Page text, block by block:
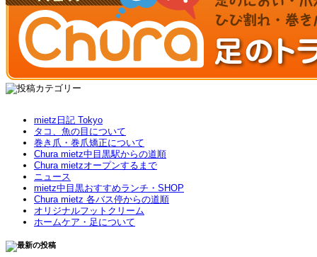
mietz日記 Tokyo
タコ、魚の目について
巻き爪・巻爪矯正について
Chura mietz中目黒駅からの道順
Chura mietzオープンするまで
ニュース
mietz中目黒おすすめランチ・SHOP
Chura mietz 各バス停からの道順
オリジナルフットクリーム
ホームケア・足について